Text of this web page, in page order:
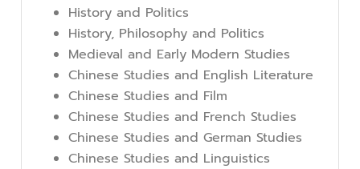
History and Politics
History, Philosophy and Politics
Medieval and Early Modern Studies
Chinese Studies and English Literature
Chinese Studies and Film
Chinese Studies and French Studies
Chinese Studies and German Studies
Chinese Studies and Linguistics